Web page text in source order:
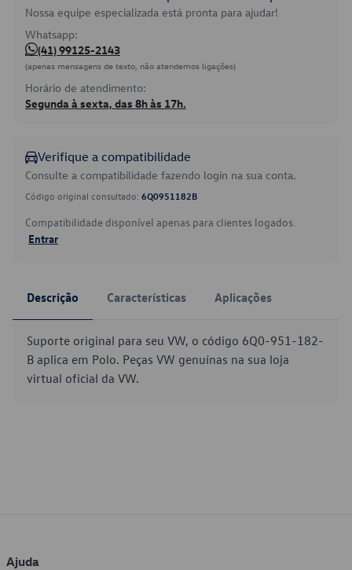
Nossa equipe especializada está pronta para ajudar!
Whatsapp:
(41) 99125-2143
(apenas mensagens de texto, não atendemos ligações)
Horário de atendimento:
Segunda à sexta, das 8h às 17h.
Verifique a compatibilidade
Consulte a compatibilidade fazendo login na sua conta.
Código original consultado: 6Q0951182B
Compatibilidade disponível apenas para clientes logados.
Entrar
Descrição Características Aplicações
Suporte original para seu VW, o código 6Q0-951-182-
B aplica em Polo. Peças VW genuínas na sua loja
virtual oficial da VW.
Ajuda